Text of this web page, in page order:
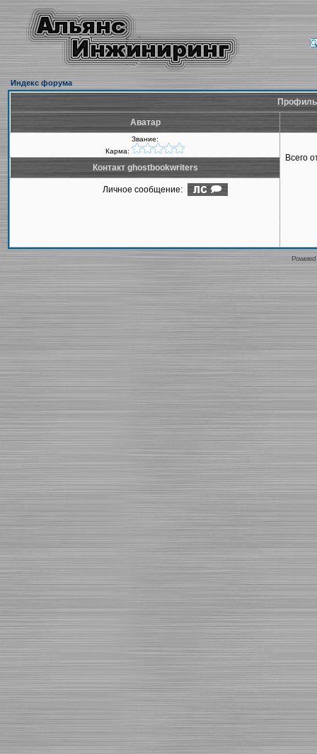
Индекс форума
Аватар
Звание:
Карма:
Всего
Контакт ghostbookwriters
Личное сообщение: